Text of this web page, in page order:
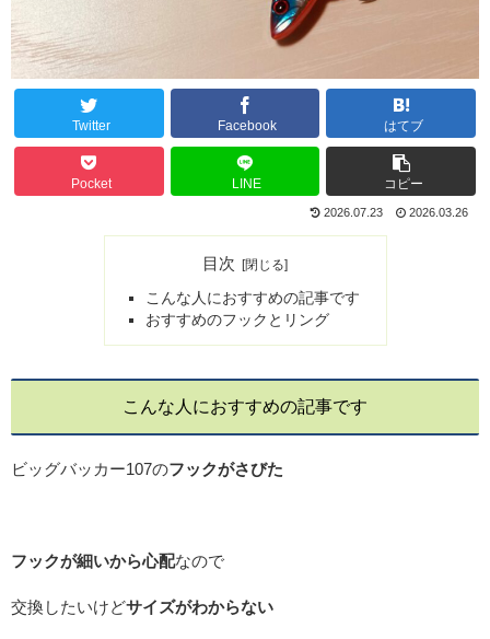
Twitter Facebook はてブ
Pocket LINE コピー
2026.07.23 2026.03.26
目次
こんな人におすすめの記事です
おすすめのフックとリング
こんな人におすすめの記事です
ビッグバッカー107のフックがさびた
フックが細いから心配なので
交換したいけどサイズがわからない